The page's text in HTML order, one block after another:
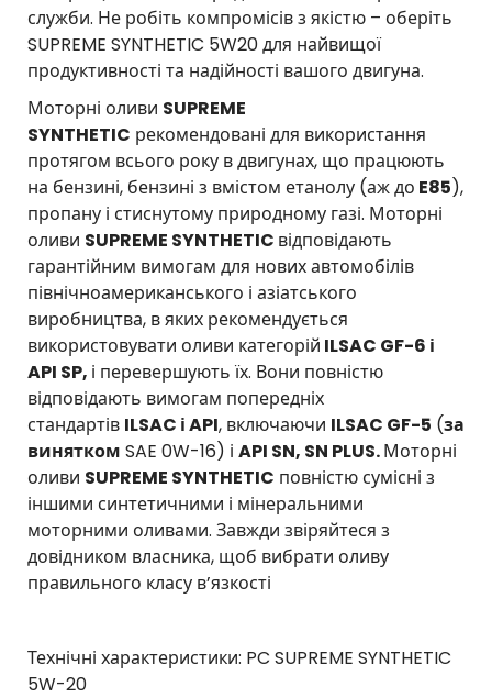
служби. Не робіть компромісів з якістю – оберіть
SUPREME SYNTHETIC 5W20 для найвищої
продуктивності та надійності вашого двигуна.
Моторні оливи SUPREME
SYNTHETIC рекомендовані для використання
протягом всього року в двигунах, що працюють
на бензині, бензині з вмістом етанолу (аж до E85),
пропану і стиснутому природному газі. Моторні
оливи SUPREME SYNTHETIC відповідають
гарантійним вимогам для нових автомобілів
північноамериканського і азіатського
виробництва, в яких рекомендується
використовувати оливи категорій ILSAC GF-6 і
API SP, і перевершують їх. Вони повністю
відповідають вимогам попередніх
стандартів ILSAC і API, включаючи ILSAC GF-5 (за
винятком SAE 0W-16) і API SN, SN PLUS.Моторні
оливи SUPREME SYNTHETIC повністю сумісні з
іншими синтетичними і мінеральними
моторними оливами. Завжди звіряйтеся з
довідником власника, щоб вибрати оливу
правильного класу в’язкості
Технічні характеристики: PC SUPREME SYNTHETIC
5W-20